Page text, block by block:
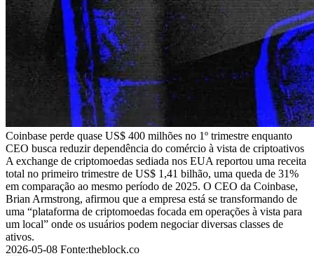
Coinbase perde quase US$ 400 milhões no 1º trimestre enquanto
CEO busca reduzir dependência do comércio à vista de criptoativos
A exchange de criptomoedas sediada nos EUA reportou uma receita
total no primeiro trimestre de US$ 1,41 bilhão, uma queda de 31%
em comparação ao mesmo período de 2025. O CEO da Coinbase,
Brian Armstrong, afirmou que a empresa está se transformando de
uma “plataforma de criptomoedas focada em operações à vista para
um local” onde os usuários podem negociar diversas classes de
ativos.
2026-05-08 Fonte:theblock.co